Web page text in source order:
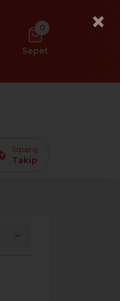
0
Sepet
Sipariş
Takip
×